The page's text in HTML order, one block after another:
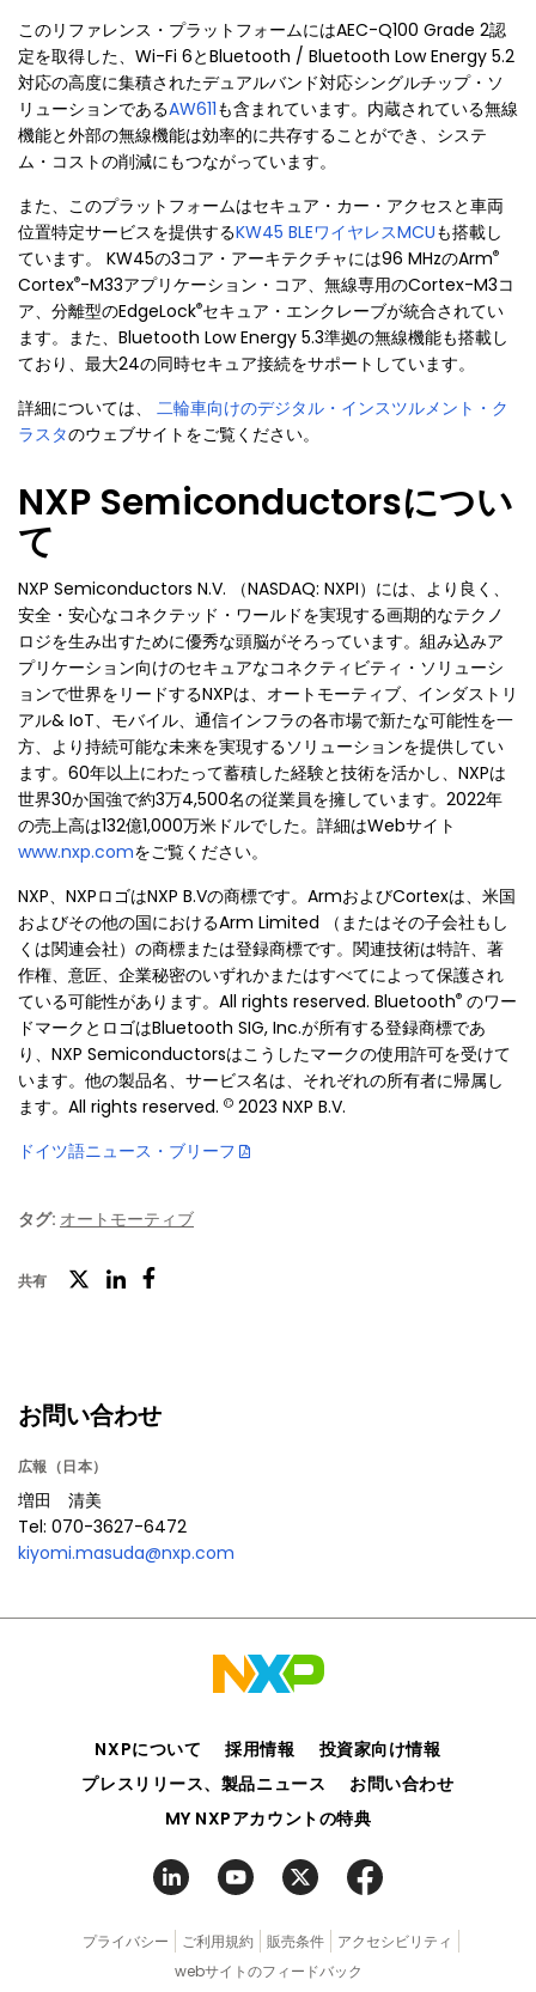
このリファレンス・プラットフォームにはAEC-Q100 Grade 2認
定を取得した、Wi-Fi 6とBluetooth / Bluetooth Low Energy 5.2
対応の高度に集積されたデュアルバンド対応シングルチップ・ソ
リューションであるAW611も含まれています。内蔵されている無線
機能と外部の無線機能は効率的に共存することができ、システ
ム・コストの削減にもつながっています。
また、このプラットフォームはセキュア・カー・アクセスと車両
位置特定サービスを提供するKW45 BLEワイヤレスMCUも搭載し
ています。 KW45の3コア・アーキテクチャには96 MHzのArm®
Cortex®-M33アプリケーション・コア、無線専用のCortex-M3コ
ア、分離型のEdgeLock®セキュア・エンクレーブが統合されてい
ます。また、Bluetooth Low Energy 5.3準拠の無線機能も搭載し
ており、最大24の同時セキュア接続をサポートしています。
詳細については、 二輪車向けのデジタル・インスツルメント・ク
ラスタのウェブサイトをご覧ください。
NXP Semiconductorsについ
て
NXP Semiconductors N.V. （NASDAQ: NXPI）には、より良く、
安全・安心なコネクテッド・ワールドを実現する画期的なテクノ
ロジを生み出すために優秀な頭脳がそろっています。組み込みア
プリケーション向けのセキュアなコネクティビティ・ソリューシ
ョンで世界をリードするNXPは、オートモーティブ、インダストリ
アル& IoT、モバイル、通信インフラの各市場で新たな可能性を一
方、より持続可能な未来を実現するソリューションを提供してい
ます。60年以上にわたって蓄積した経験と技術を活かし、NXPは
世界30か国強で約3万4,500名の従業員を擁しています。2022年
の売上高は132億1,000万米ドルでした。詳細はWebサイト
www.nxp.comをご覧ください。
NXP、NXPロゴはNXP B.Vの商標です。ArmおよびCortexは、米国
およびその他の国におけるArm Limited （またはその子会社もし
くは関連会社）の商標または登録商標です。関連技術は特許、著
作権、意匠、企業秘密のいずれかまたはすべてによって保護され
ている可能性があります。All rights reserved. Bluetooth® のワー
ドマークとロゴはBluetooth SIG, Inc.が所有する登録商標であ
り、NXP Semiconductorsはこうしたマークの使用許可を受けて
います。他の製品名、サービス名は、それぞれの所有者に帰属し
ます。All rights reserved. © 2023 NXP B.V.
ドイツ語ニュース・ブリーフ
タグ: オートモーティブ
共有
ツ
ー
ス
ク
お問い合わせ
広報（日本）
増田 清美
Tel: 070-3627-6472
kiyomi.masuda@nxp.com
NXPについて 採用情報
投資家向け情報
プレスリリース、製品ニュース
お問い合わせ
MY NXPアカウントの特典
プライバシー ご利用規約 販売条件
アクセシビリティ
webサイトのフィードバック